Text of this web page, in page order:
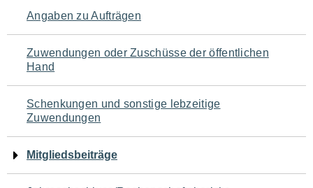
Angaben zu Aufträgen
Zuwendungen oder Zuschüsse der öffentlichen
Hand
Schenkungen und sonstige lebzeitige
Zuwendungen
Mitgliedsbeiträge